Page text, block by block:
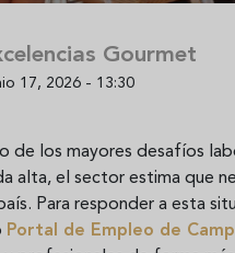
Gourmet
17, 2026 - 13:30
de los mayores desafíos
alta, el sector estima que
Para responder a esta
Portal de Empleo de